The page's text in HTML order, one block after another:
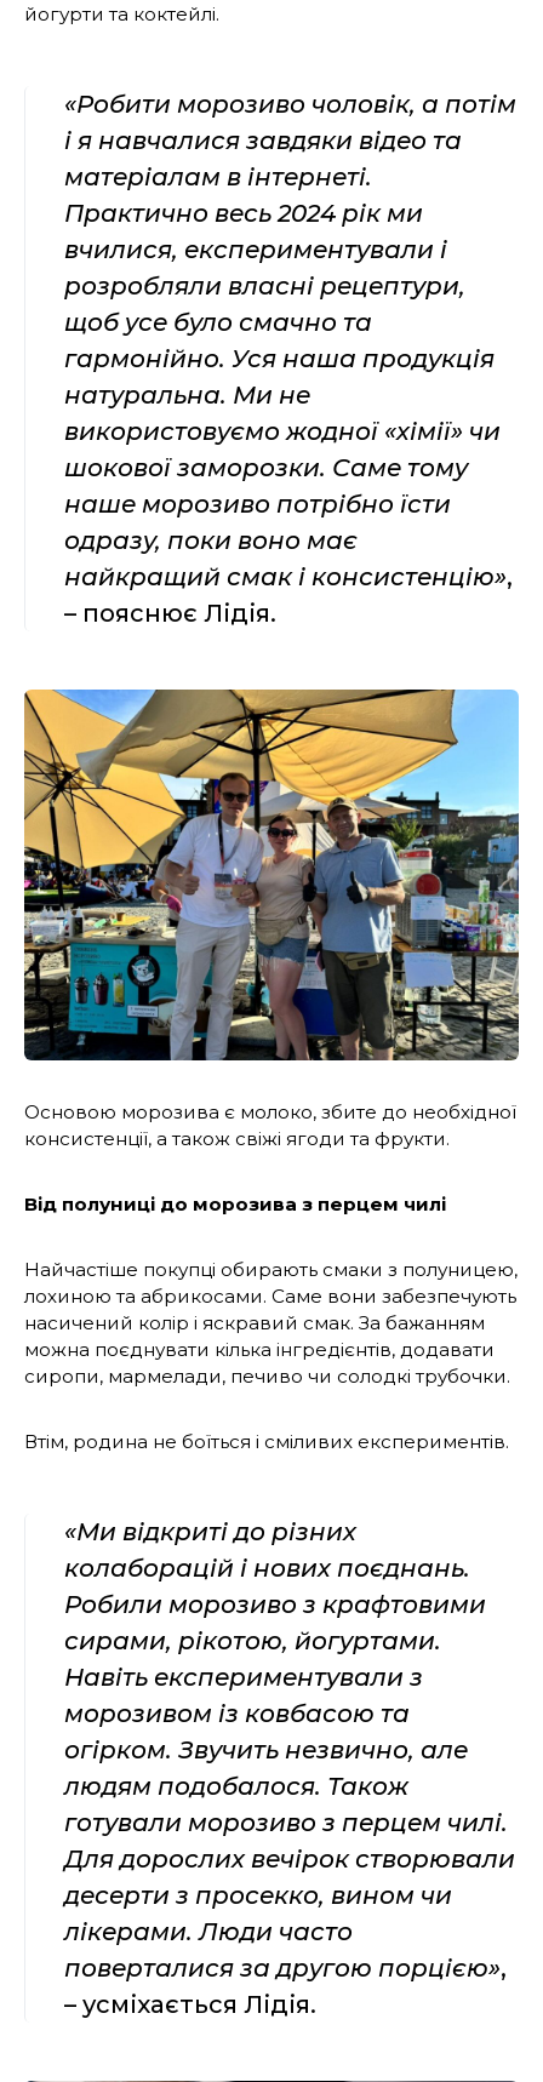
йогурти та коктейлі.
«Робити морозиво чоловік, а потім
і я навчалися завдяки відео та
матеріалам в інтернеті.
Практично весь 2024 рік ми
вчилися, експериментували і
розробляли власні рецептури,
щоб усе було смачно та
гармонійно. Уся наша продукція
натуральна. Ми не
використовуємо жодної «хімії» чи
шокової заморозки. Саме тому
наше морозиво потрібно їсти
одразу, поки воно має
найкращий смак і консистенцію»,
– пояснює Лідія.
Основою морозива є молоко, збите до необхідної
консистенції, а також свіжі ягоди та фрукти.
Від полуниці до морозива з перцем чилі
Найчастіше покупці обирають смаки з полуницею,
лохиною та абрикосами. Саме вони забезпечують
насичений колір і яскравий смак. За бажанням
можна поєднувати кілька інгредієнтів, додавати
сиропи, мармелади, печиво чи солодкі трубочки.
Втім, родина не боїться і сміливих експериментів.
«Ми відкриті до різних
колаборацій і нових поєднань.
Робили морозиво з крафтовими
сирами, рікотою, йогуртами.
Навіть експериментували з
морозивом із ковбасою та
огірком. Звучить незвично, але
людям подобалося. Також
готували морозиво з перцем чилі.
Для дорослих вечірок створювали
десерти з просекко, вином чи
лікерами. Люди часто
поверталися за другою порцією»,
– усміхається Лідія.